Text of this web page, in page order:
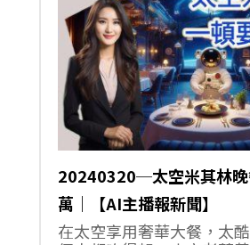
20240320─太空米其林
萬｜【AI主播報新聞】
在太空享用奢華大餐，太